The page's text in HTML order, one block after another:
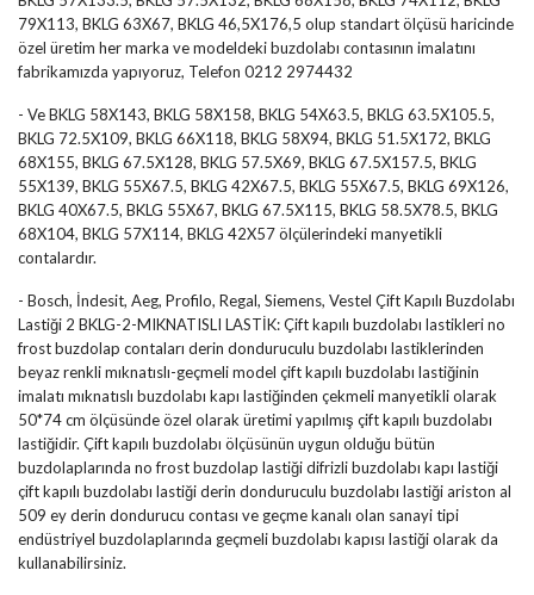
79X113, BKLG 63X67, BKLG 46,5X176,5 olup standart ölçüsü haricinde
özel üretim her marka ve modeldeki buzdolabı contasının imalatını
fabrikamızda yapıyoruz, Telefon 0212 2974432
- Ve BKLG 58X143, BKLG 58X158, BKLG 54X63.5, BKLG 63.5X105.5,
BKLG 72.5X109, BKLG 66X118, BKLG 58X94, BKLG 51.5X172, BKLG
68X155, BKLG 67.5X128, BKLG 57.5X69, BKLG 67.5X157.5, BKLG
55X139, BKLG 55X67.5, BKLG 42X67.5, BKLG 55X67.5, BKLG 69X126,
BKLG 40X67.5, BKLG 55X67, BKLG 67.5X115, BKLG 58.5X78.5, BKLG
68X104, BKLG 57X114, BKLG 42X57 ölçülerindeki manyetikli
contalardır.
- Bosch, İndesit, Aeg, Profilo, Regal, Siemens, Vestel Çift Kapılı Buzdolabı
Lastiği 2 BKLG-2-MIKNATISLI LASTİK: Çift kapılı buzdolabı lastikleri no
frost buzdolap contaları derin donduruculu buzdolabı lastiklerinden
beyaz renkli mıknatıslı-geçmeli model çift kapılı buzdolabı lastiğinin
imalatı mıknatıslı buzdolabı kapı lastiğinden çekmeli manyetikli olarak
50*74 cm ölçüsünde özel olarak üretimi yapılmış çift kapılı buzdolabı
lastiğidir. Çift kapılı buzdolabı ölçüsünün uygun olduğu bütün
buzdolaplarında no frost buzdolap lastiği difrizli buzdolabı kapı lastiği
çift kapılı buzdolabı lastiği derin donduruculu buzdolabı lastiği ariston al
509 ey derin dondurucu contası ve geçme kanalı olan sanayi tipi
endüstriyel buzdolaplarında geçmeli buzdolabı kapısı lastiği olarak da
kullanabilirsiniz.